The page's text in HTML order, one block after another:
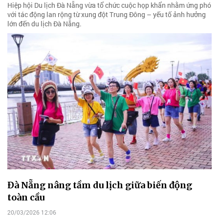
Hiệp hội Du lịch Đà Nẵng vừa tổ chức cuộc họp khẩn nhằm ứng phó
với tác động lan rộng từ xung đột Trung Đông – yếu tố ảnh hưởng
lớn đến du lịch Đà Nẵng.
Đà Nẵng nâng tầm du lịch giữa biến động
toàn cầu
20/03/2026 12:06